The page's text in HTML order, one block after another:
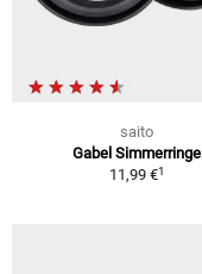
saito
Gabel Simmerringe
11,99 €1